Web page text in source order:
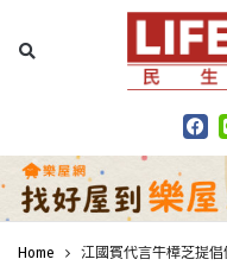
Home 江國賓代言牛樟芝提